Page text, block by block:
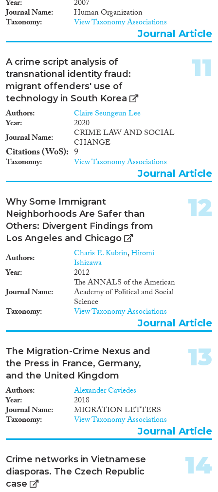
öffentlichen Haushalte, sozialen
Wohlfahrtsysteme, das
Bildungssystem sowie die
Immobilien? und Arbeitsmärkte
und sie wirft Fragen auf
politischen Zusammenhalts im
Land, der Sicherheit und
Kriminalität sowie
zwischenstaatlicher Regelungen
für eine faire Verteilung von
Flüchtlingen. Aufgrund der
Aktualität der Ereignisse
mangelt es jedoch an (mitunter
grundlegendsten) Daten zu
diesem Massenzustrom an
Flüchtlingen nach Deutschland.
Auch ist empirische Evidenz zu
den Auswirkungen dieses
vorhanden. Folglich ist der
Wissenstand darüber, wie dieser
Zustrom die Gesellschaft in
Deutschland, die Innenpolitik
und die Wirtschaft beeinflusste
sehr gering. Dies gilt
insbesondere auch für die Frage,
wie dieser Einfluss auf
regionaler Ebene von
wirtschaftlichen Faktoren und
der Verteilung und
Unterbringung von
Flüchtlingen durch staatliche
Behörden beeinflusst wurde. In
untersuchen wir diese Frage
indem wir die Auswirkungen
des Massenzustroms an
Flüchtlingen nach Deutschland
in vier Kernbereichen
analysieren: (1) Wahlergebnisse,
(2) Immobilienmärkte, (3)
Gewalt gegen Ausländer und
Kriminalität durch Ausländer,
sowie (4) Spendenverhalten,
sowohl monetär als auch in
Form von Gütern und
Freiwilligendiensten.
Year 2007
Journal Name Human Organization
Taxonomy View Taxonomy Associations
Journal Article
A crime script analysis of
transnational identity fraud:
migrant offenders' use of
technology in South Korea
Authors Claire Seungeun Lee
Year
2020
Journal Name
CRIME LAW AND SOCIAL
CHANGE
Citations (WoS) 9
Taxonomy View Taxonomy Associations
11
Journal Article
Why Some Immigrant
Neighborhoods Are Safer than
Others: Divergent Findings from
Los Angeles and Chicago
Authors Charis E. Kubrin,Hiromi
Ishizawa
Year
2012
Journal Name
The ANNALS of the American
Academy of Political and Social
Science
Taxonomy View Taxonomy Associations
12
Journal Article
The Migration-Crime Nexus and
the Press in France, Germany,
and the United Kingdom
Authors Alexander Caviedes
Year 2018
Journal Name MIGRATION LETTERS
Taxonomy View Taxonomy Associations
13
Journal Article
Crime networks in Vietnamese
diasporas. The Czech Republic
case
14